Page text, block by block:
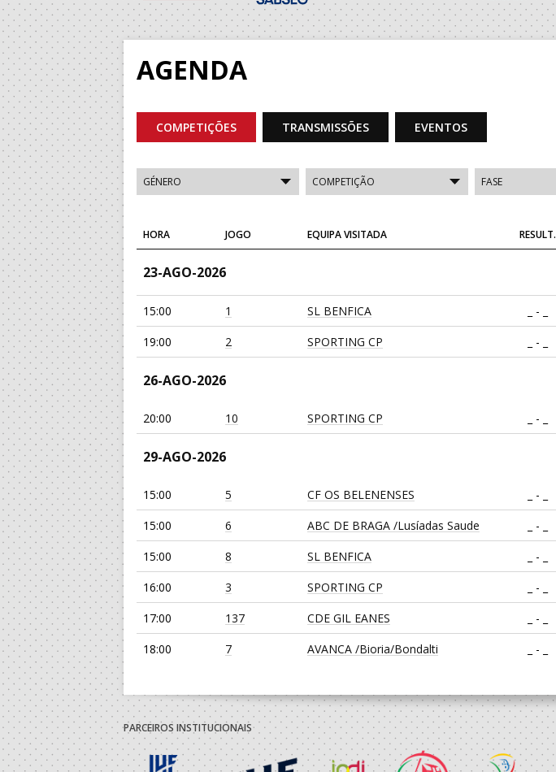
AGENDA
COMPETIÇÕES TRANSMISSÕES EVENTOS
HORA JOGO EQUIPA VISITADA RESULT.
23-AGO-2026
15:00 1 SL BENFICA _ - _
19:00
2 SPORTING CP _ - _
26-AGO-2026
20:00 10 SPORTING CP _ - _
29-AGO-2026
15:00 5 CF OS BELENENSES _ - _
15:00
6 ABC DE BRAGA /Lusíadas Saude _ - _
15:00
8 SL BENFICA _ - _
16:00
3 SPORTING CP _ - _
17:00
137 CDE GIL EANES _ - _
18:00
7 AVANCA /Bioria/Bondalti _ - _
19:00
135 SL BENFICA _ - _
30-AGO-2026
PARCEIROS INSTITUCIONAIS